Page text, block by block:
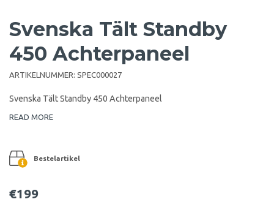
Svenska Tält Standby
450 Achterpaneel
ARTIKELNUMMER: SPEC000027
Svenska Tält Standby 450 Achterpaneel
READ MORE
Bestelartikel
€199